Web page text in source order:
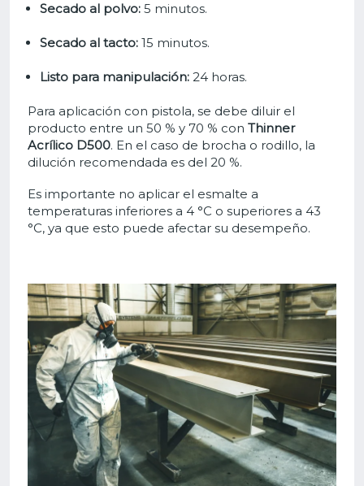
Secado al polvo: 5 minutos.
Secado al tacto: 15 minutos.
Listo para manipulación: 24 horas.
Para aplicación con pistola, se debe diluir el
producto entre un 50 % y 70 % con Thinner
Acrílico D500. En el caso de brocha o rodillo, la
dilución recomendada es del 20 %.
Es importante no aplicar el esmalte a
temperaturas inferiores a 4 °C o superiores a 43
°C, ya que esto puede afectar su desempeño.